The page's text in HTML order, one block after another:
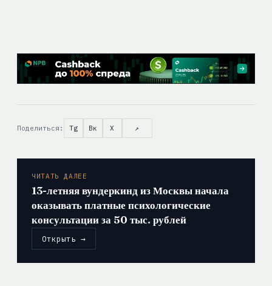
Поделиться: Tg Вк X ↗
ЧИТАТЬ ДАЛЕЕ
13-летняя вундеркинд из Москвы начала
оказывать платные психологические
консультации за 50 тыс. рублей
Открыть →